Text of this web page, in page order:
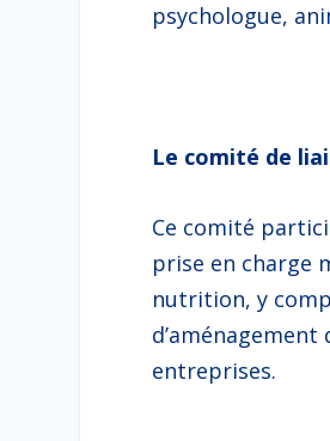
psychologue,
Le comité de
Ce comité
prise en charge
nutrition, y
entreprises.